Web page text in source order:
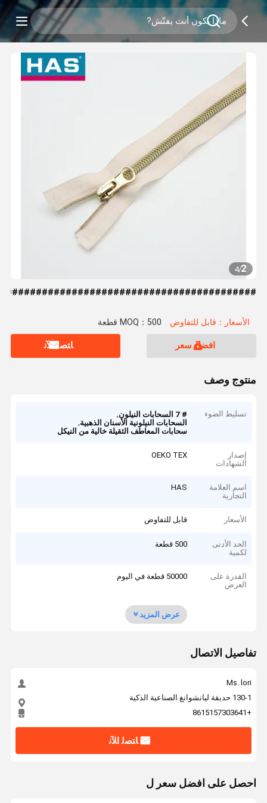
2
/
4
الأسعار：قابل للتفاوض MOQ：500 قطعة
افضل سعر ﺎﺘﺼﻟ ﺍﻶﻧ
منتوج وصف
تسليط الضوء # 7 السحابات النيلون
,
السحابات النيلونية الأسنان الذهبية,
سحابات المعاطف الثقيلة خالية من النيكل
إصدار
الشهادات
OEKO TEX
اسم العلامة
التجارية
HAS
الأسعار قابل للتفاوض
الحد الأدنى
لكمية
500 قطعة
القدرة على
العرض
50000 قطعة في اليوم
عرض المزيد
تفاصيل الاتصال
Ms. lori
130-1 حديقة ليانشوانغ الصناعية الذكية
+8615157303641
ﺎﺘﺼﻟ ﺍﻶﻧ
احصل على افضل سعر ل